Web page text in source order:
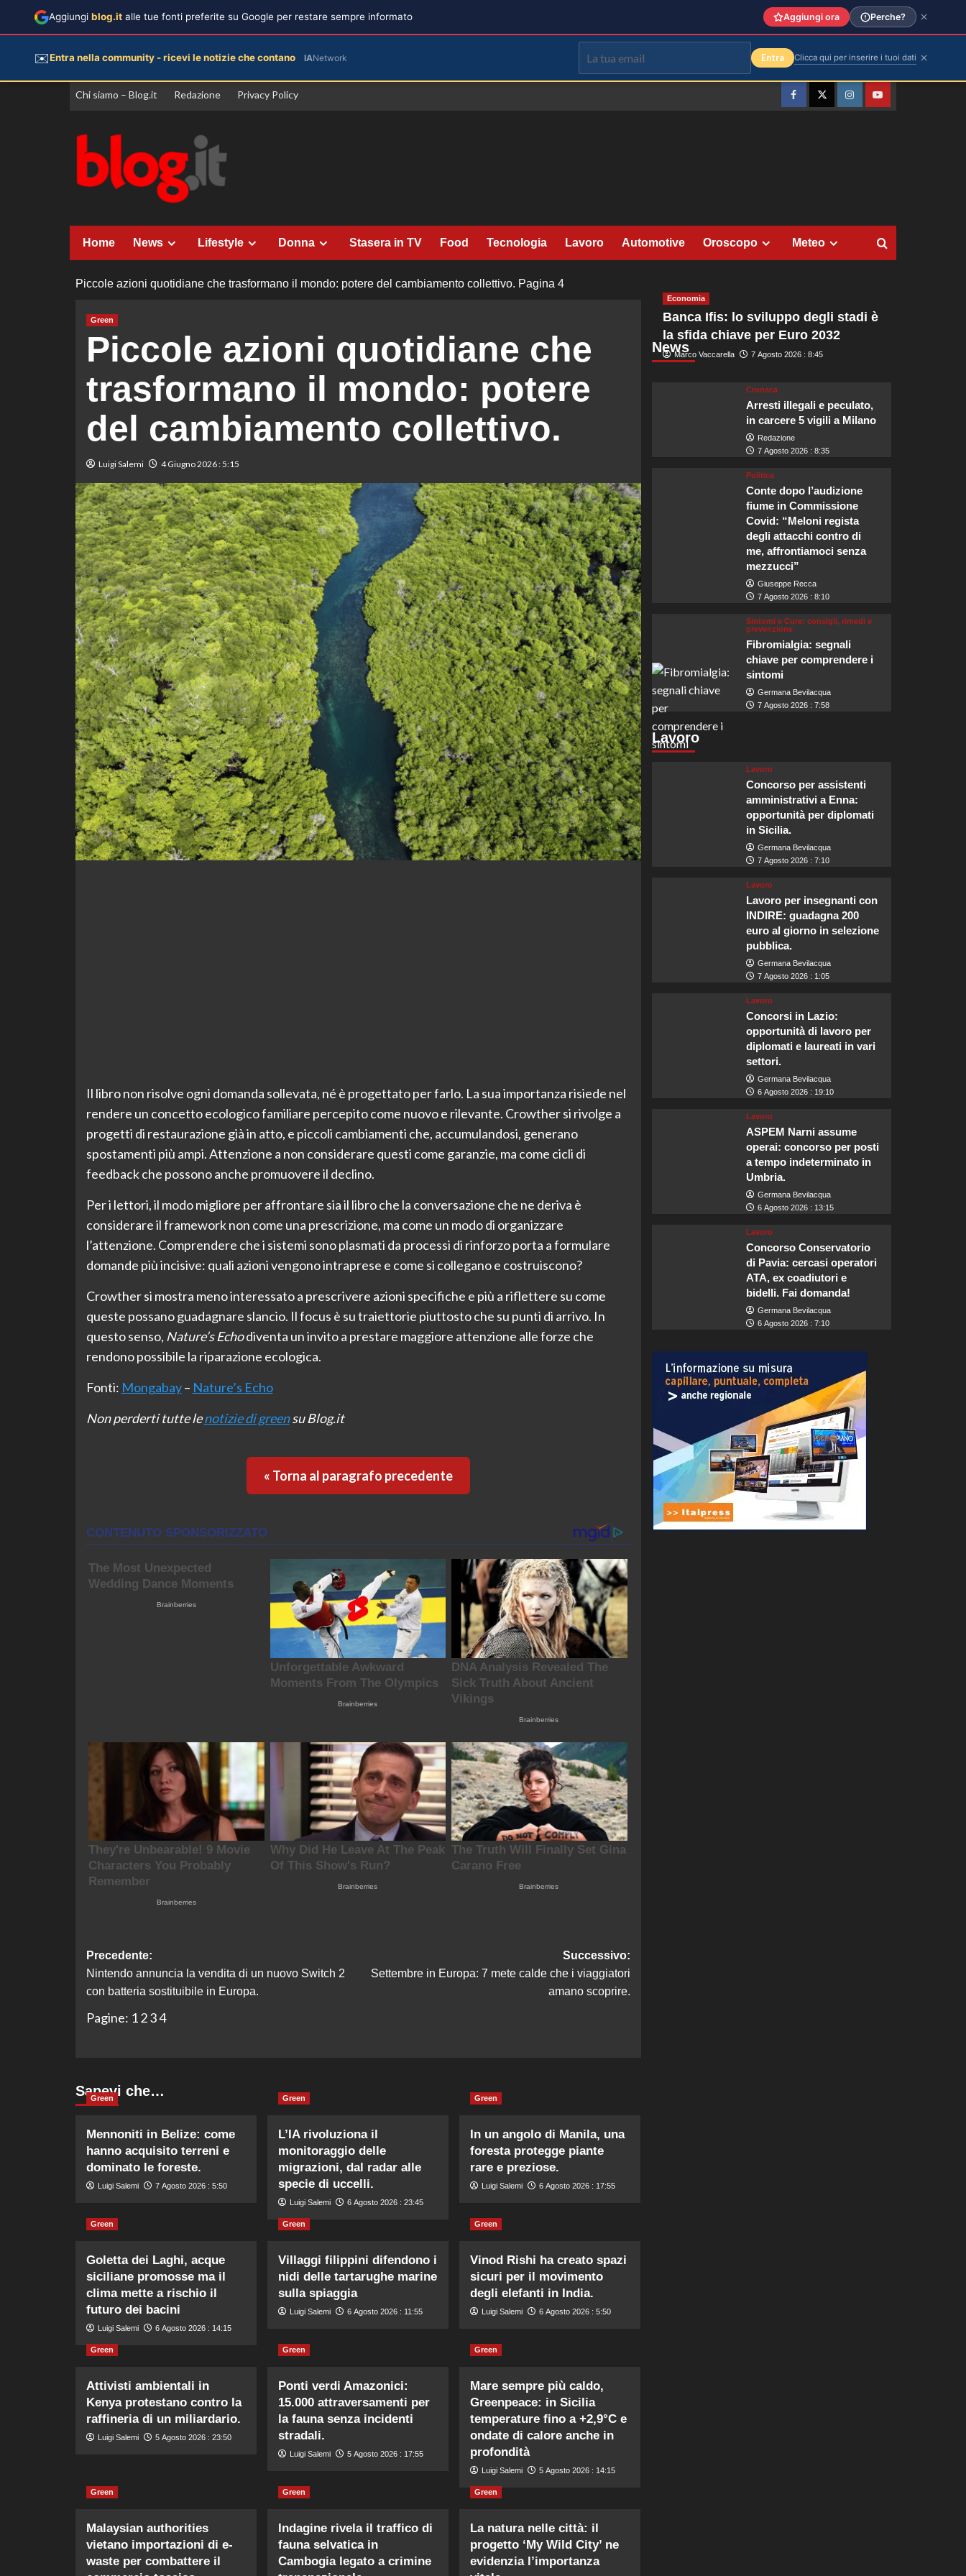
Vai
Chi siamo – Blog.it Redazione Privacy Policy
FacebookTwitterInstagramYouTube
Home News Lifestyle Donna Stasera in TV Food Tecnologia Lavoro Automotive Oroscopo Meteo
Piccole azioni quotidiane che trasformano il mondo: potere del cambiamento collettivo. Pagina 4
Green
Piccole azioni quotidiane che
trasformano il mondo: potere
del cambiamento collettivo.
Luigi Salemi 4 Giugno 2026 : 5:15
Il libro non risolve ogni domanda sollevata, né è progettato per farlo. La sua importanza risiede nel
rendere un concetto ecologico familiare percepito come nuovo e rilevante. Crowther si rivolge a
progetti di restaurazione già in atto, e piccoli cambiamenti che, accumulandosi, generano
spostamenti più ampi. Attenzione a non considerare questi come garanzie, ma come cicli di
feedback che possono anche promuovere il declino.
Per i lettori, il modo migliore per affrontare sia il libro che la conversazione che ne deriva è
considerare il framework non come una prescrizione, ma come un modo di organizzare
l’attenzione. Comprendere che i sistemi sono plasmati da processi di rinforzo porta a formulare
domande più incisive: quali azioni vengono intraprese e come si collegano e costruiscono?
Crowther si mostra meno interessato a prescrivere azioni specifiche e più a riflettere su come
queste possano guadagnare slancio. Il focus è su traiettorie piuttosto che su punti di arrivo. In
questo senso, Nature’s Echodiventa un invito a prestare maggiore attenzione alle forze che
rendono possibile la riparazione ecologica.
Fonti: Mongabay– Nature’s Echo
Non perderti tutte lenotizie di greensu Blog.it
« Torna al paragrafo precedente
Navigazione
articolo
Precedente:
Nintendo annuncia la vendita di un nuovo Switch 2
con batteria sostituibile in Europa.
Successivo:
Settembre in Europa: 7 mete calde che i viaggiatori
amano scoprire.
Pagine: 1 2 34
Sapevi che…
Green
Mennoniti in Belize: come
hanno acquisito terreni e
dominato le foreste.
Luigi Salemi 7 Agosto 2026 : 5:50
Green
L’IA rivoluziona il
monitoraggio delle
migrazioni, dal radar alle
specie di uccelli.
Luigi Salemi 6 Agosto 2026 : 23:45
Green
In un angolo di Manila, una
foresta protegge piante
rare e preziose.
Luigi Salemi 6 Agosto 2026 : 17:55
Green
Goletta dei Laghi, acque
siciliane promosse ma il
clima mette a rischio il
futuro dei bacini
Luigi Salemi 6 Agosto 2026 : 14:15
Green
Villaggi filippini difendono i
nidi delle tartarughe marine
sulla spiaggia
Luigi Salemi 6 Agosto 2026 : 11:55
Green
Vinod Rishi ha creato spazi
sicuri per il movimento
degli elefanti in India.
Luigi Salemi 6 Agosto 2026 : 5:50
Green
Attivisti ambientali in
Kenya protestano contro la
raffineria di un miliardario.
Luigi Salemi 5 Agosto 2026 : 23:50
Green
Ponti verdi Amazonici:
15.000 attraversamenti per
la fauna senza incidenti
stradali.
Luigi Salemi 5 Agosto 2026 : 17:55
Green
Mare sempre più caldo,
Greenpeace: in Sicilia
temperature fino a +2,9°C e
ondate di calore anche in
profondità
Luigi Salemi 5 Agosto 2026 : 14:15
Green
Malaysian authorities
vietano importazioni di e-
waste per combattere il
Green
Indagine rivela il traffico di
fauna selvatica in
Cambogia legato a crimine
Green
La natura nelle città: il
progetto ‘My Wild City’ ne
evidenzia l’importanza
News
Economia
Banca Ifis: lo sviluppo degli stadi è
la sfida chiave per Euro 2032
Marco Vaccarella 7 Agosto 2026 : 8:45
Cronaca
Arresti illegali e peculato,
in carcere 5 vigili a Milano
Redazione
7 Agosto 2026 : 8:35
Politica
Conte dopo l’audizione
fiume in Commissione
Covid: “Meloni regista
degli attacchi contro di
me, affrontiamoci senza
mezzucci”
Giuseppe Recca
7 Agosto 2026 : 8:10
Sintomi e Cure: consigli, rimedi e
prevenzione
Fibromialgia: segnali
chiave per comprendere i
sintomi
Germana Bevilacqua
7 Agosto 2026 : 7:58
Lavoro
Lavoro
Concorso per assistenti
amministrativi a Enna:
opportunità per diplomati
in Sicilia.
Germana Bevilacqua
7 Agosto 2026 : 7:10
Lavoro
Lavoro per insegnanti con
INDIRE: guadagna 200
euro al giorno in selezione
pubblica.
Germana Bevilacqua
7 Agosto 2026 : 1:05
Lavoro
Concorsi in Lazio:
opportunità di lavoro per
diplomati e laureati in vari
settori.
Germana Bevilacqua
6 Agosto 2026 : 19:10
Lavoro
ASPEM Narni assume
operai: concorso per posti
a tempo indeterminato in
Umbria.
Germana Bevilacqua
6 Agosto 2026 : 13:15
Lavoro
Concorso Conservatorio
di Pavia: cercasi operatori
ATA, ex coadiutori e
bidelli. Fai domanda!
Germana Bevilacqua
6 Agosto 2026 : 7:10
Aggiungi blog.it alle tue fonti preferite su Google per restare sempre informato Aggiungi ora Perche?
✉️Entra nella community - ricevi le notizie che contano IANetwork Entra Clicca qui per inserire i tuoi dati